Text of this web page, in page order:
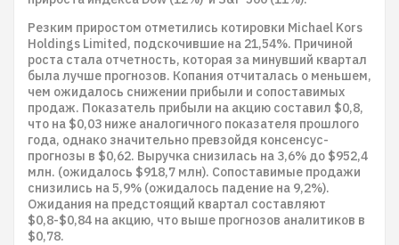
Резким приростом отметились котировки Michael Kors
Holdings Limited, подскочившие на 21,54%. Причиной
роста стала отчетность, которая за минувший квартал
была лучше прогнозов. Копания отчиталась о меньшем,
чем ожидалось снижении прибыли и сопоставимых
продаж. Показатель прибыли на акцию составил $0,8,
что на $0,03 ниже аналогичного показателя прошлого
года, однако значительно превзойдя консенсус-
прогнозы в $0,62. Выручка снизилась на 3,6% до $952,4
млн. (ожидалось $918,7 млн). Сопоставимые продажи
снизились на 5,9% (ожидалось падение на 9,2%).
Ожидания на предстоящий квартал составляют
$0,8-$0,84 на акцию, что выше прогнозов аналитиков в
$0,78.